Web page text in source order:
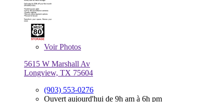
VoirPhotos
5615 W Marshall Av
Longview, TX 75604
(903) 553-0276
Ouvert aujourd'hui de 9h am à 6h pm